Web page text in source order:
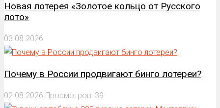
Новая лотерея «Золотое кольцо от Русского
лото»
03.08.2026
Почему в России продвигают бинго лотереи?
02.08.2026 Просмотров: 39